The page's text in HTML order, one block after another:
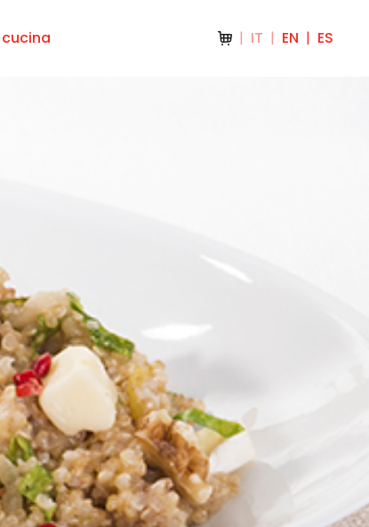
cucina EN
IT ES